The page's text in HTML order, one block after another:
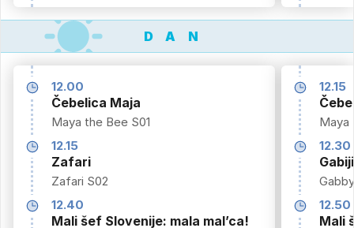
DAN
12.00
Čebelica Maja
Maya the Bee S01
12.15
Zafari
Zafari S02
12.40
Mali šef Slovenije: mala mal’ca!
12.15
Maya
12.30
12.50
Mali